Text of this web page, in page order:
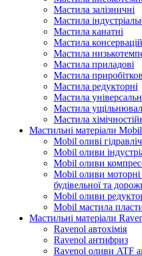
Мастила залізничні
Мастила
Мастила канатні
Мастила
Мастила
Мастила приладові
Мастила
Мастила редукторні
Мастила
Мастила
Мастила
Мастильні матеріали Mobil
Mobil оливі
Mobil оливи
Mobil оливи
Mobil оливи моторні
будівельної та
Mobil оливи
Mobil мастила
Мастильні матеріали
Ravenol автохімія
Ravenol антифриз
Ravenol оливи ATF